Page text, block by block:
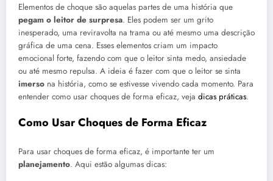
Elementos de choque são aquelas partes de uma história que
pegam o leitor de surpresa. Eles podem ser um grito
inesperado, uma reviravolta na trama ou até mesmo uma descrição
gráfica de uma cena. Esses elementos criam um impacto
emocional forte, fazendo com que o leitor sinta medo, ansiedade
ou até mesmo repulsa. A ideia é fazer com que o leitor se sinta
imerso na história, como se estivesse vivendo cada momento. Para
entender como usar choques de forma eficaz, veja dicas práticas.
Como Usar Choques de Forma Eficaz
Para usar choques de forma eficaz, é importante ter um
planejamento. Aqui estão algumas dicas: